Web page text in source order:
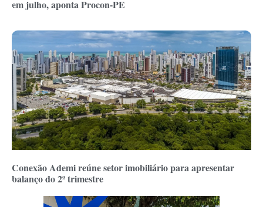
em julho, aponta Procon-PE
Conexão Ademi reúne setor imobiliário para apresentar
balanço do 2º trimestre